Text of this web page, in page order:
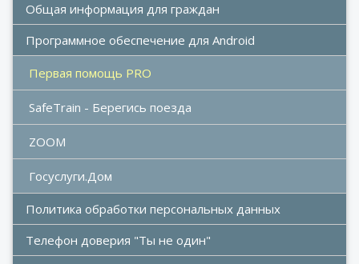
Общая информация для граждан
Программное обеспечение для Android
Первая помощь PRO
SafeTrain - Берегись поезда
ZOOM
Госуслуги.Дом
Политика обработки персональных данных
Телефон доверия "Ты не один"